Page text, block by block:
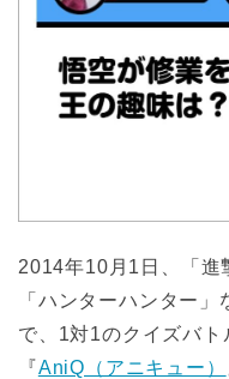
2014年10月1日、「進
「ハンターハンター
で、1対1のクイズバ
『AniQ（アニキュー）